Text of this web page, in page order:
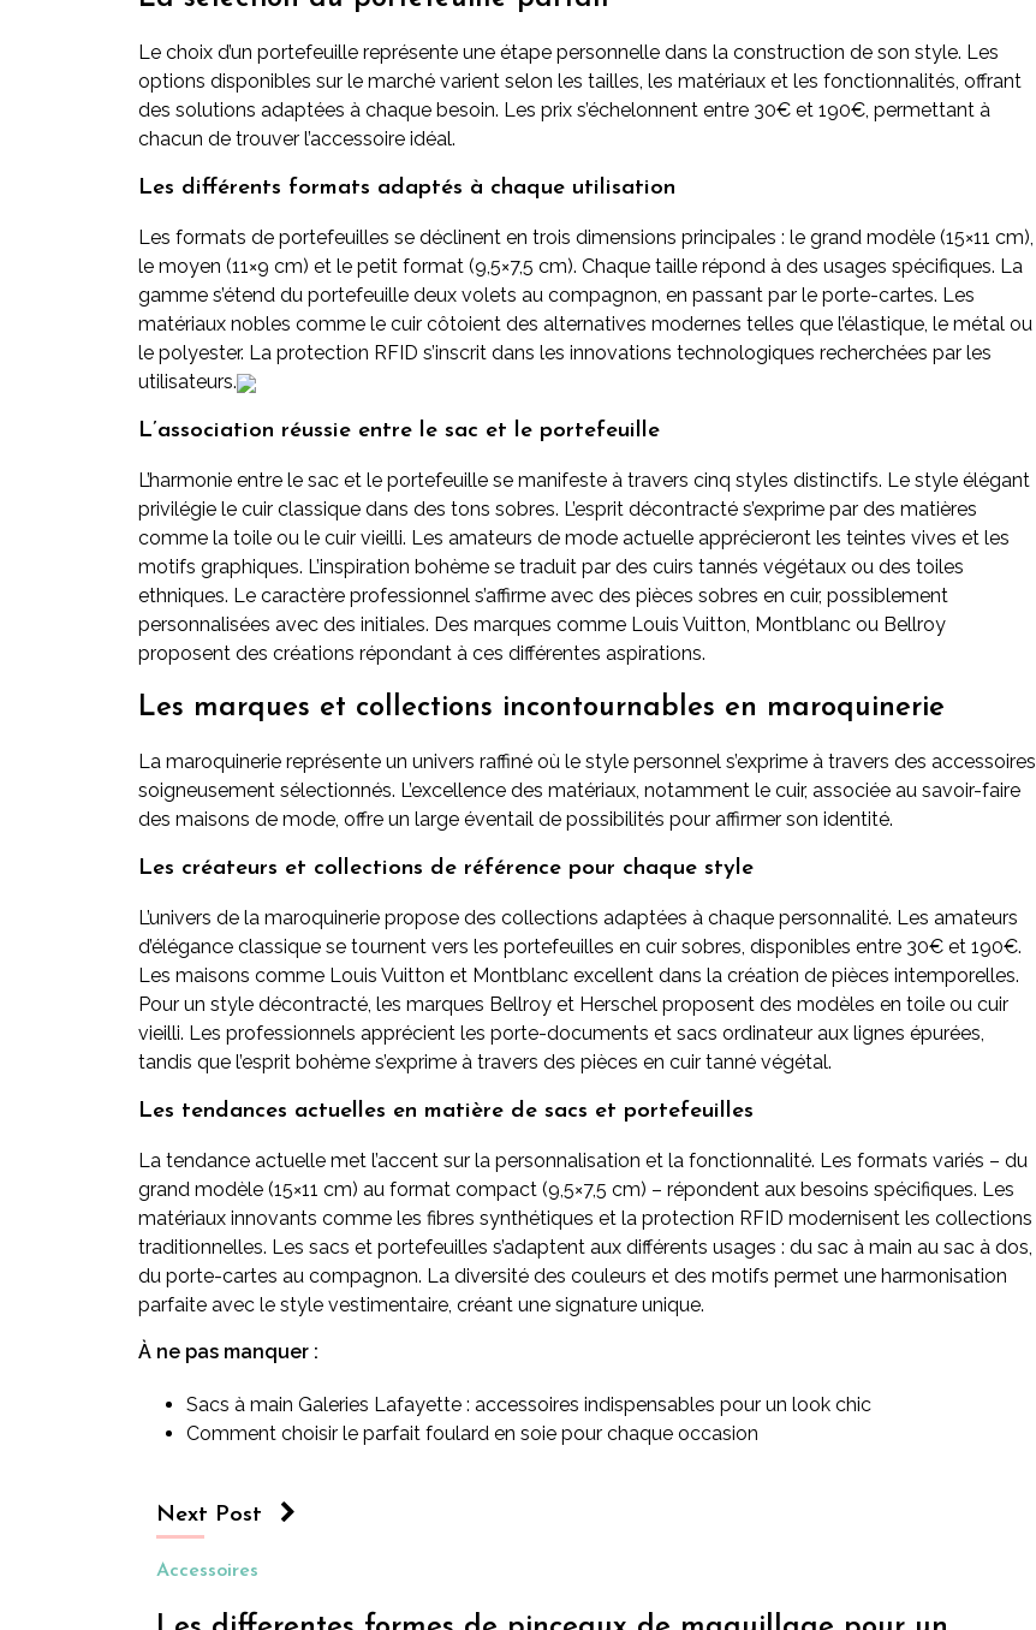
Le choix d’un portefeuille représente une étape personnelle dans la construction de son style. Les
options disponibles sur le marché varient selon les tailles, les matériaux et les fonctionnalités, offrant
des solutions adaptées à chaque besoin. Les prix s’échelonnent entre 30€ et 190€, permettant à
chacun de trouver l’accessoire idéal.
Les différents formats adaptés à chaque utilisation
Les formats de portefeuilles se déclinent en trois dimensions principales : le grand modèle (15×11 cm),
le moyen (11×9 cm) et le petit format (9,5×7,5 cm). Chaque taille répond à des usages spécifiques. La
gamme s’étend du portefeuille deux volets au compagnon, en passant par le porte-cartes. Les
matériaux nobles comme le cuir côtoient des alternatives modernes telles que l’élastique, le métal ou
le polyester. La protection RFID s’inscrit dans les innovations technologiques recherchées par les
utilisateurs.
L’association réussie entre le sac et le portefeuille
L’harmonie entre le sac et le portefeuille se manifeste à travers cinq styles distinctifs. Le style élégant
privilégie le cuir classique dans des tons sobres. L’esprit décontracté s’exprime par des matières
comme la toile ou le cuir vieilli. Les amateurs de mode actuelle apprécieront les teintes vives et les
motifs graphiques. L’inspiration bohème se traduit par des cuirs tannés végétaux ou des toiles
ethniques. Le caractère professionnel s’affirme avec des pièces sobres en cuir, possiblement
personnalisées avec des initiales. Des marques comme Louis Vuitton, Montblanc ou Bellroy
proposent des créations répondant à ces différentes aspirations.
Les marques et collections incontournables en maroquinerie
La maroquinerie représente un univers raffiné où le style personnel s’exprime à travers des accessoires
soigneusement sélectionnés. L’excellence des matériaux, notamment le cuir, associée au savoir-faire
des maisons de mode, offre un large éventail de possibilités pour affirmer son identité.
Les créateurs et collections de référence pour chaque style
L’univers de la maroquinerie propose des collections adaptées à chaque personnalité. Les amateurs
d’élégance classique se tournent vers les portefeuilles en cuir sobres, disponibles entre 30€ et 190€.
Les maisons comme Louis Vuitton et Montblanc excellent dans la création de pièces intemporelles.
Pour un style décontracté, les marques Bellroy et Herschel proposent des modèles en toile ou cuir
vieilli. Les professionnels apprécient les porte-documents et sacs ordinateur aux lignes épurées,
tandis que l’esprit bohème s’exprime à travers des pièces en cuir tanné végétal.
Les tendances actuelles en matière de sacs et portefeuilles
La tendance actuelle met l’accent sur la personnalisation et la fonctionnalité. Les formats variés – du
grand modèle (15×11 cm) au format compact (9,5×7,5 cm) – répondent aux besoins spécifiques. Les
matériaux innovants comme les fibres synthétiques et la protection RFID modernisent les collections
traditionnelles. Les sacs et portefeuilles s’adaptent aux différents usages : du sac à main au sac à dos,
du porte-cartes au compagnon. La diversité des couleurs et des motifs permet une harmonisation
parfaite avec le style vestimentaire, créant une signature unique.
À ne pas manquer :
Sacs à main Galeries Lafayette : accessoires indispensables pour un look chic
Comment choisir le parfait foulard en soie pour chaque occasion
Next Post
Accessoires